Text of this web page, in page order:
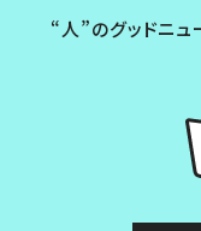
“人”のグッドニュ